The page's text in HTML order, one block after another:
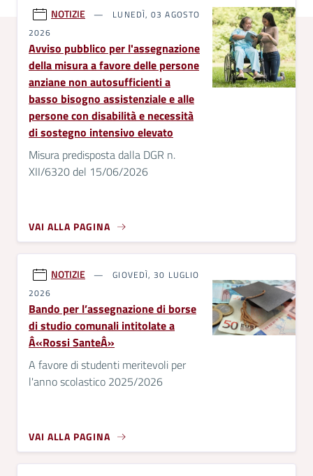
NOTIZIE
LUNEDÌ, 03 AGOSTO
2026
Avviso pubblico per l'assegnazione
della misura a favore delle persone
anziane non autosufficienti a
basso bisogno assistenziale e alle
persone con disabilità e necessità
di sostegno intensivo elevato
Misura predisposta dalla DGR n.
XII/6320 del 15/06/2026
VAI ALLA PAGINA
NOTIZIE
GIOVEDÌ, 30 LUGLIO
2026
Bando per l’assegnazione di borse
di studio comunali intitolate a
Â«Rossi SanteÂ»
A favore di studenti meritevoli per
l'anno scolastico 2025/2026
VAI ALLA PAGINA